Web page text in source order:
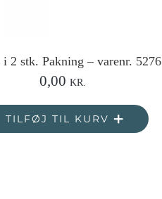
i 2 stk. Pakning – varenr. 5276
0,00 KR.
TILFØJ TIL KURV